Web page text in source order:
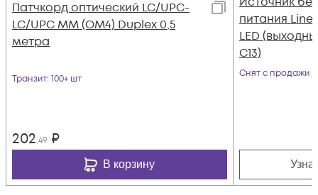
Патчкорд оптический LC/UPC-
LC/UPC MM (OM4) Duplex 0,5
метра
Транзит: 100+ шт
202,49 ₽
В корзину
питания
LED
C13)
Снят с продажи